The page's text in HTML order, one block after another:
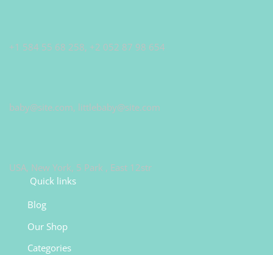
+1 584 55 68 258, +2 052 87 98 654
baby@site.com, littlebaby@site.com
USA, New York, 5 Park , East 12str
Quick links
Blog
Our Shop
Categories